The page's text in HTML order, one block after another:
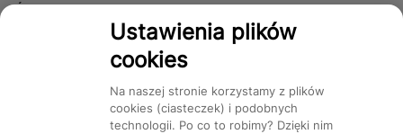
Śledź nas!
Ustawienia plików
cookies
Na naszej stronie korzystamy z plików
cookies (ciasteczek) i podobnych
technologii. Po co to robimy? Dzięki nim